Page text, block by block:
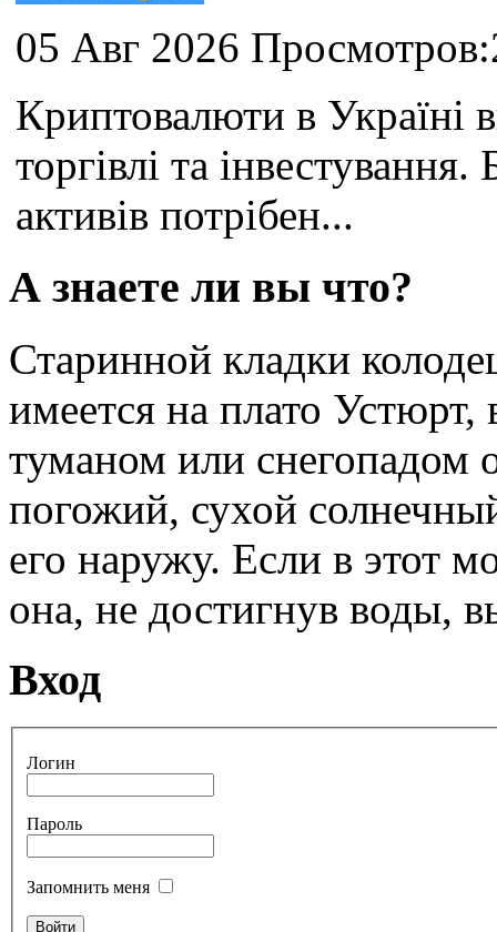
05 Авг 2026
Криптовалюти в Україні
торгівлі та
активів потрібен...
А знаете ли вы что?
Старинной кладки
имеется на плато
туманом или снегопадом
погожий, сухой
его наружу. Если в этот
она, не достигнув воды,
Вход
Логин
Пароль
Запомнить меня